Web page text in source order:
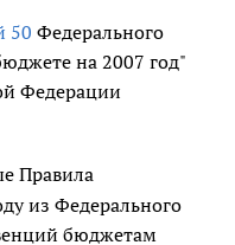
50 Федерального
на 2007 год"
Федерации
Правила
из Федерального
бюджетам